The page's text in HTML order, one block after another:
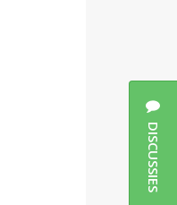
DISCUSSIES